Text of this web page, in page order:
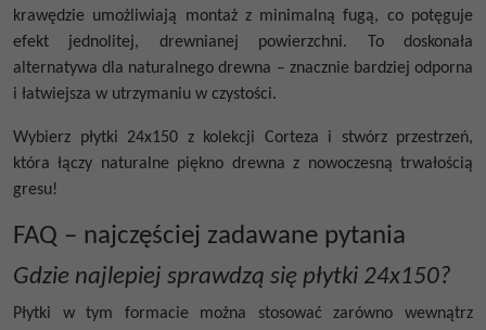
krawędzie umożliwiają montaż z minimalną fugą, co potęguje
efekt jednolitej, drewnianej powierzchni. To doskonała
alternatywa dla naturalnego drewna – znacznie bardziej odporna
i łatwiejsza w utrzymaniu w czystości.
Wybierz płytki 24x150 z kolekcji Corteza i stwórz przestrzeń,
która łączy naturalne piękno drewna z nowoczesną trwałością
gresu!
FAQ – najczęściej zadawane pytania
Gdzie najlepiej sprawdzą się płytki 24x150?
Płytki w tym formacie można stosować zarówno wewnątrz